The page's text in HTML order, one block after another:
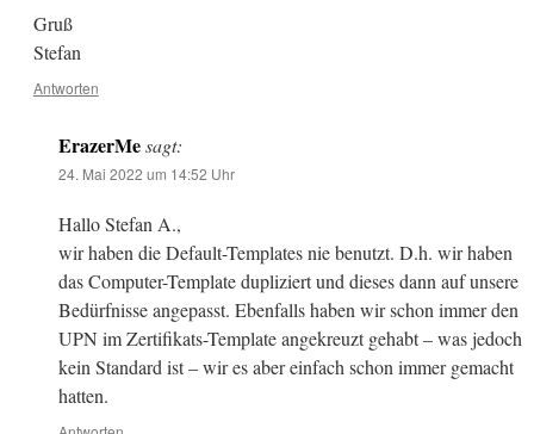
Gruß
Stefan
Antworten
ErazerMe sagt:
24. Mai 2022 um 14:52 Uhr
Hallo Stefan A.,
wir haben die Default-Templates nie benutzt. D.h. wir haben
das Computer-Template dupliziert und dieses dann auf unsere
Bedürfnisse angepasst. Ebenfalls haben wir schon immer den
UPN im Zertifikats-Template angekreuzt gehabt – was jedoch
kein Standard ist – wir es aber einfach schon immer gemacht
hatten.